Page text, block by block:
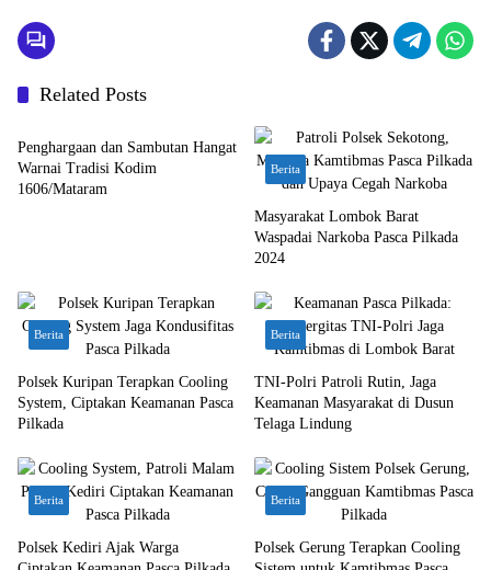
Related Posts
Bali Nusra
Penghargaan dan Sambutan Hangat
Warnai Tradisi Kodim
1606/Mataram
Berita
Masyarakat Lombok Barat
Waspadai Narkoba Pasca Pilkada
2024
Berita
Polsek Kuripan Terapkan Cooling
System, Ciptakan Keamanan Pasca
Pilkada
Berita
TNI-Polri Patroli Rutin, Jaga
Keamanan Masyarakat di Dusun
Telaga Lindung
Berita
Polsek Kediri Ajak Warga
Berita
Polsek Gerung Terapkan Cooling